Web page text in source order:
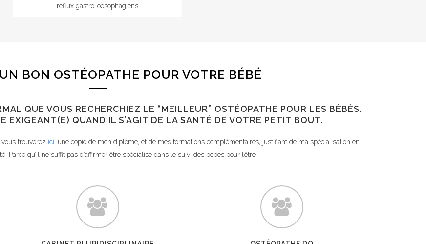
reflux gastro-oesophagiens
BON OSTÉOPATHE POUR VOTRE BÉBÉ
QUE VOUS RECHERCHIEZ LE “MEILLEUR” OSTÉOPATHE POUR LES BÉBÉS.
EXIGEANT(E) QUAND IL S’AGIT DE LA SANTÉ DE VOTRE PETIT BOUT.
trouverez ici, une copie de mon diplôme, et de mes formations complémentaires, justifiant de ma spécialisation en
Parce qu’il ne suffit pas d’affirmer être spécialisé dans le suivi des bébés pour l’être.